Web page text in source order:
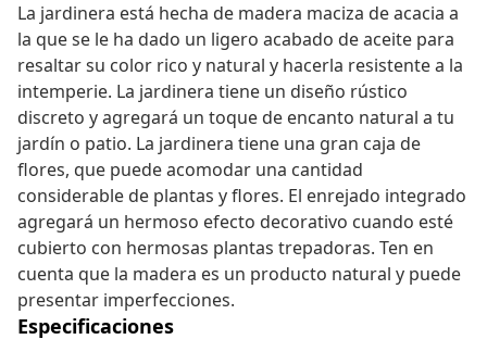
La jardinera está hecha de madera maciza de acacia a
la que se le ha dado un ligero acabado de aceite para
resaltar su color rico y natural y hacerla resistente a la
intemperie. La jardinera tiene un diseño rústico
discreto y agregará un toque de encanto natural a tu
jardín o patio. La jardinera tiene una gran caja de
flores, que puede acomodar una cantidad
considerable de plantas y flores. El enrejado integrado
agregará un hermoso efecto decorativo cuando esté
cubierto con hermosas plantas trepadoras. Ten en
cuenta que la madera es un producto natural y puede
presentar imperfecciones.
Especificaciones